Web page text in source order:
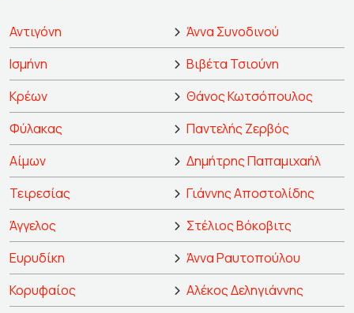
Αντιγόνη
Άννα Συνοδινού
Ισμήνη
Βιβέτα Τσιούνη
Κρέων
Θάνος Κωτσόπουλος
Φύλακας
Παντελής Ζερβός
Αίμων
Δημήτρης Παπαμιχαήλ
Τειρεσίας
Γιάννης Αποστολίδης
Άγγελος
Στέλιος Βόκοβιτς
Ευρυδίκη
Άννα Ραυτοπούλου
Κορυφαίος
Αλέκος Δεληγιάννης